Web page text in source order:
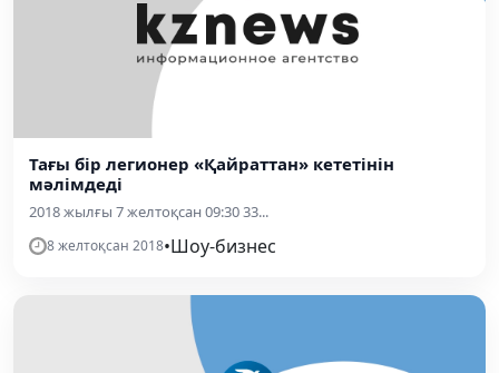
Тағы бір легионер «Қайраттан» кететінін
мәлімдеді
2018 жылғы 7 желтоқсан 09:30 33...
8 желтоқсан 2018•Шоу-бизнес